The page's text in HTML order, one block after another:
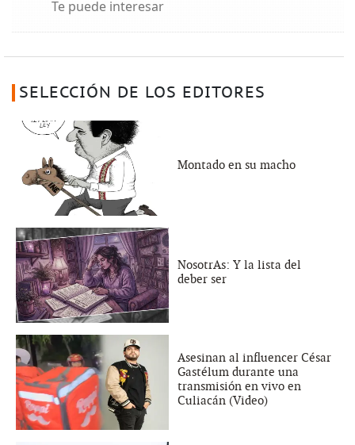
Te puede interesar
SELECCIÓN DE LOS EDITORES
Montado en su macho
NosotrAs: Y la lista del
deber ser
Asesinan al influencer César
Gastélum durante una
transmisión en vivo en
Culiacán (Video)